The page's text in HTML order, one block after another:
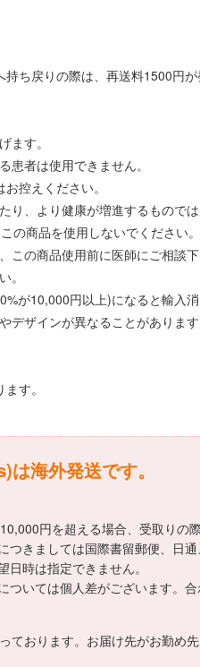
ち戻りの際は、再送料1500円
ます。
患者は使用できません。
控えください。
り、より健康が増進するものでは
の商品を使用しないでください。
この商品使用前に医師にご相談下
。
が10,000円以上)になると輸入
デザインが異なることがあります
す。
海外発送です。
円を超える場合、受取りの
きましては国際書留郵便、日通
時は指定できません。
いては個人差がございます。
ております。お届け先がお勤め